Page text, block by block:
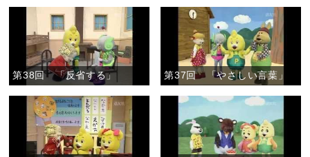
第38回 「反省する」 第37回 「やさしい言葉」